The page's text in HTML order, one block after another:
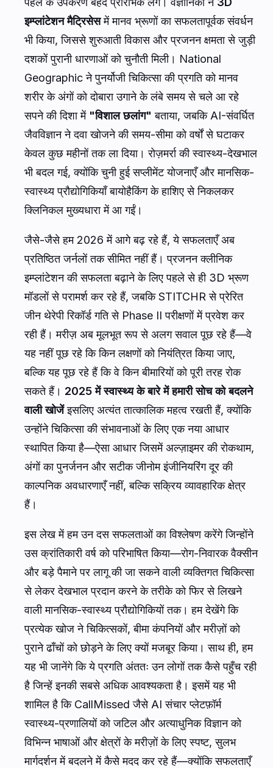
इम्प्लांटेशन मैट्रिसेसमें मानव भ्रूणों का सफलतापूर्वक संवर्धन
भी किया, जिससे शुरुआती विकास और प्रजनन क्षमता से जुड़ी
दशकों पुरानी धारणाओं को चुनौती मिली। National
Geographicने पुनर्योजी चिकित्सा की प्रगति को मानव
शरीर के अंगों को दोबारा उगाने के लंबे समय से चले आ रहे
सपने की दिशा में "विशाल छलांग" बताया, जबकि AI-संवर्धित
जैवविज्ञान ने दवा खोजने की समय-सीमा को वर्षों से घटाकर
केवल कुछ महीनों तक ला दिया। रोज़मर्रा की स्वास्थ्य-देखभाल
भी बदल गई, क्योंकि चुनी हुई सप्लीमेंट योजनाएँ और मानसिक-
स्वास्थ्य प्रौद्योगिकियाँ बायोहैकिंग के हाशिए से निकलकर
क्लिनिकल मुख्यधारा में आ गईं।
जैसे-जैसे हम 2026 में आगे बढ़ रहे हैं, ये सफलताएँ अब
प्रतिष्ठित जर्नलों तक सीमित नहीं हैं। प्रजनन क्लीनिक
इम्प्लांटेशन की सफलता बढ़ाने के लिए पहले से ही 3D भ्रूण
मॉडलों से परामर्श कर रहे हैं, जबकि STITCHR से प्रेरित
जीन थेरेपी रिकॉर्ड गति से Phase II परीक्षणों में प्रवेश कर
रही हैं। मरीज़ अब मूलभूत रूप से अलग सवाल पूछ रहे हैं—वे
यह नहीं पूछ रहे कि किन लक्षणों को नियंत्रित किया जाए,
बल्कि यह पूछ रहे हैं कि वे किन बीमारियों को पूरी तरह रोक
सकते हैं। 2025 में स्वास्थ्य के बारे में हमारी सोच को बदलने
वाली खोजेंइसलिए अत्यंत तात्कालिक महत्व रखती हैं, क्योंकि
उन्होंने चिकित्सा की संभावनाओं के लिए एक नया आधार
स्थापित किया है—ऐसा आधार जिसमें अल्ज़ाइमर की रोकथाम,
अंगों का पुनर्जनन और सटीक जीनोम इंजीनियरिंग दूर की
काल्पनिक अवधारणाएँ नहीं, बल्कि सक्रिय व्यावहारिक क्षेत्र
हैं।
इस लेख में हम उन दस सफलताओं का विश्लेषण करेंगे जिन्होंने
उस क्रांतिकारी वर्ष को परिभाषित किया—रोग-निवारक वैक्सीन
और बड़े पैमाने पर लागू की जा सकने वाली व्यक्तिगत चिकित्सा
से लेकर देखभाल प्रदान करने के तरीके को फिर से लिखने
वाली मानसिक-स्वास्थ्य प्रौद्योगिकियों तक। हम देखेंगे कि
प्रत्येक खोज ने चिकित्सकों, बीमा कंपनियों और मरीज़ों को
पुराने ढाँचों को छोड़ने के लिए क्यों मजबूर किया। साथ ही, हम
यह भी जानेंगे कि ये प्रगति अंततः उन लोगों तक कैसे पहुँच रही
है जिन्हें इनकी सबसे अधिक आवश्यकता है। इसमें यह भी
शामिल है कि CallMissed जैसे AI संचार प्लेटफ़ॉर्म
स्वास्थ्य-प्रणालियों को जटिल और अत्याधुनिक विज्ञान को
विभिन्न भाषाओं और क्षेत्रों के मरीज़ों के लिए स्पष्ट, सुलभ
मार्गदर्शन में बदलने में कैसे मदद कर रहे हैं—क्योंकि सफलताएँ